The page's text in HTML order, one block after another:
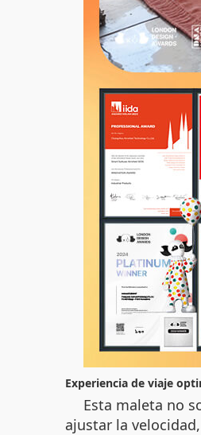
Experiencia de viaje
Esta maleta no
ajustar la